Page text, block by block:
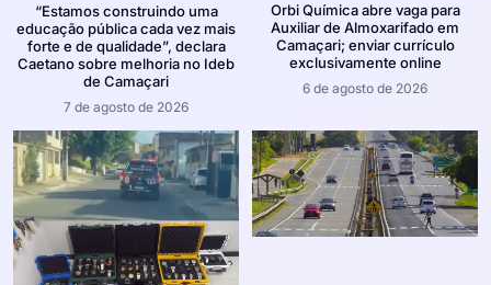
“Estamos construindo uma
educação pública cada vez mais
forte e de qualidade”, declara
Caetano sobre melhoria no Ideb
de Camaçari
7 de agosto de 2026
Orbi Química abre vaga para
Auxiliar de Almoxarifado em
Camaçari; enviar currículo
exclusivamente online
6 de agosto de 2026